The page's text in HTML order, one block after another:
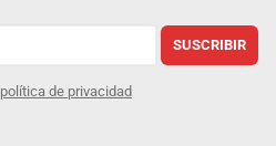
SUSCRIBIR
política de privacidad